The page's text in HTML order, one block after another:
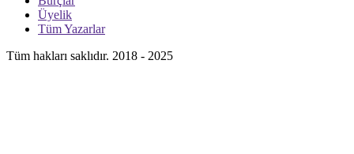
Üyelik
Tüm Yazarlar
Tüm hakları saklıdır. 2018 - 2025